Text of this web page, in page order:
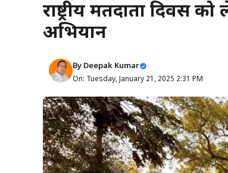
राष्ट्रीय मतदाता दिवस
अभियान
By Deepak Kumar
On: Tuesday, January 21, 2025 2:31 PM